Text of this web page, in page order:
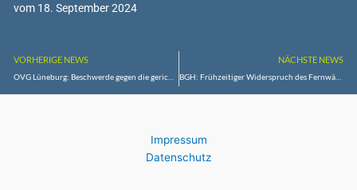
vom 18. September 2024
VORHERIGE NEWS
OVG Lüneburg: Beschwerde gegen die gerichtliche Untersagung des Abschusses einer Wölfin in Jork erfolglos
NÄCHSTE NEWS
BGH: Frühzeitiger Widerspruch des Fernwärmekunden gegen eine Preiserhöhung
Impressum
Datenschutz